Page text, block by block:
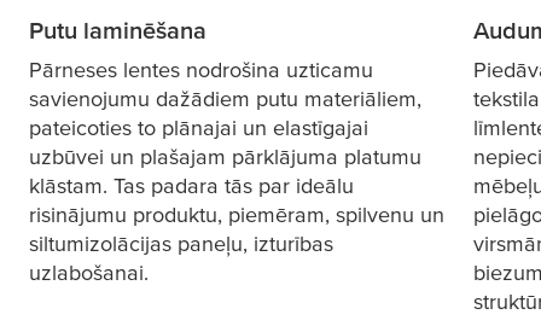
Putu laminēšana
Pārneses lentes nodrošina uzticamu
savienojumu dažādiem putu materiāliem,
pateicoties to plānajai un elastīgajai
uzbūvei un plašajam pārklājuma platumu
klāstam. Tas padara tās par ideālu
risinājumu produktu, piemēram, spilvenu un
siltumizolācijas paneļu, izturības
uzlabošanai.